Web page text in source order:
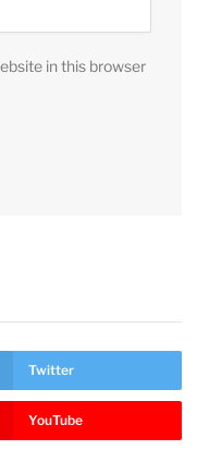
in this browser
Twitter
YouTube